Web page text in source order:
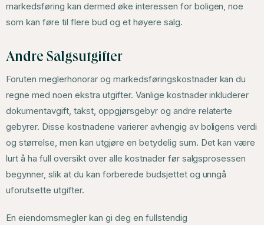
markedsføring kan dermed øke interessen for boligen, noe
som kan føre til flere bud og et høyere salg.
Andre Salgsutgifter
Foruten meglerhonorar og markedsføringskostnader kan du
regne med noen ekstra utgifter. Vanlige kostnader inkluderer
dokumentavgift, takst, oppgjørsgebyr og andre relaterte
gebyrer. Disse kostnadene varierer avhengig av boligens verdi
og størrelse, men kan utgjøre en betydelig sum. Det kan være
lurt å ha full oversikt over alle kostnader før salgsprosessen
begynner, slik at du kan forberede budsjettet og unngå
uforutsette utgifter.
En eiendomsmegler kan gi deg en fullstendig